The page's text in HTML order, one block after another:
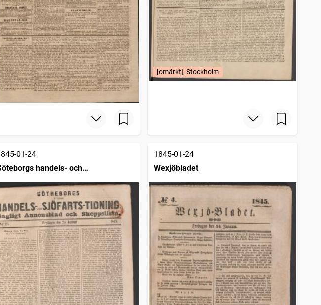
[omärkt], Stockholm
01-24
handels- och
1845-01-24
Wexjöbladet